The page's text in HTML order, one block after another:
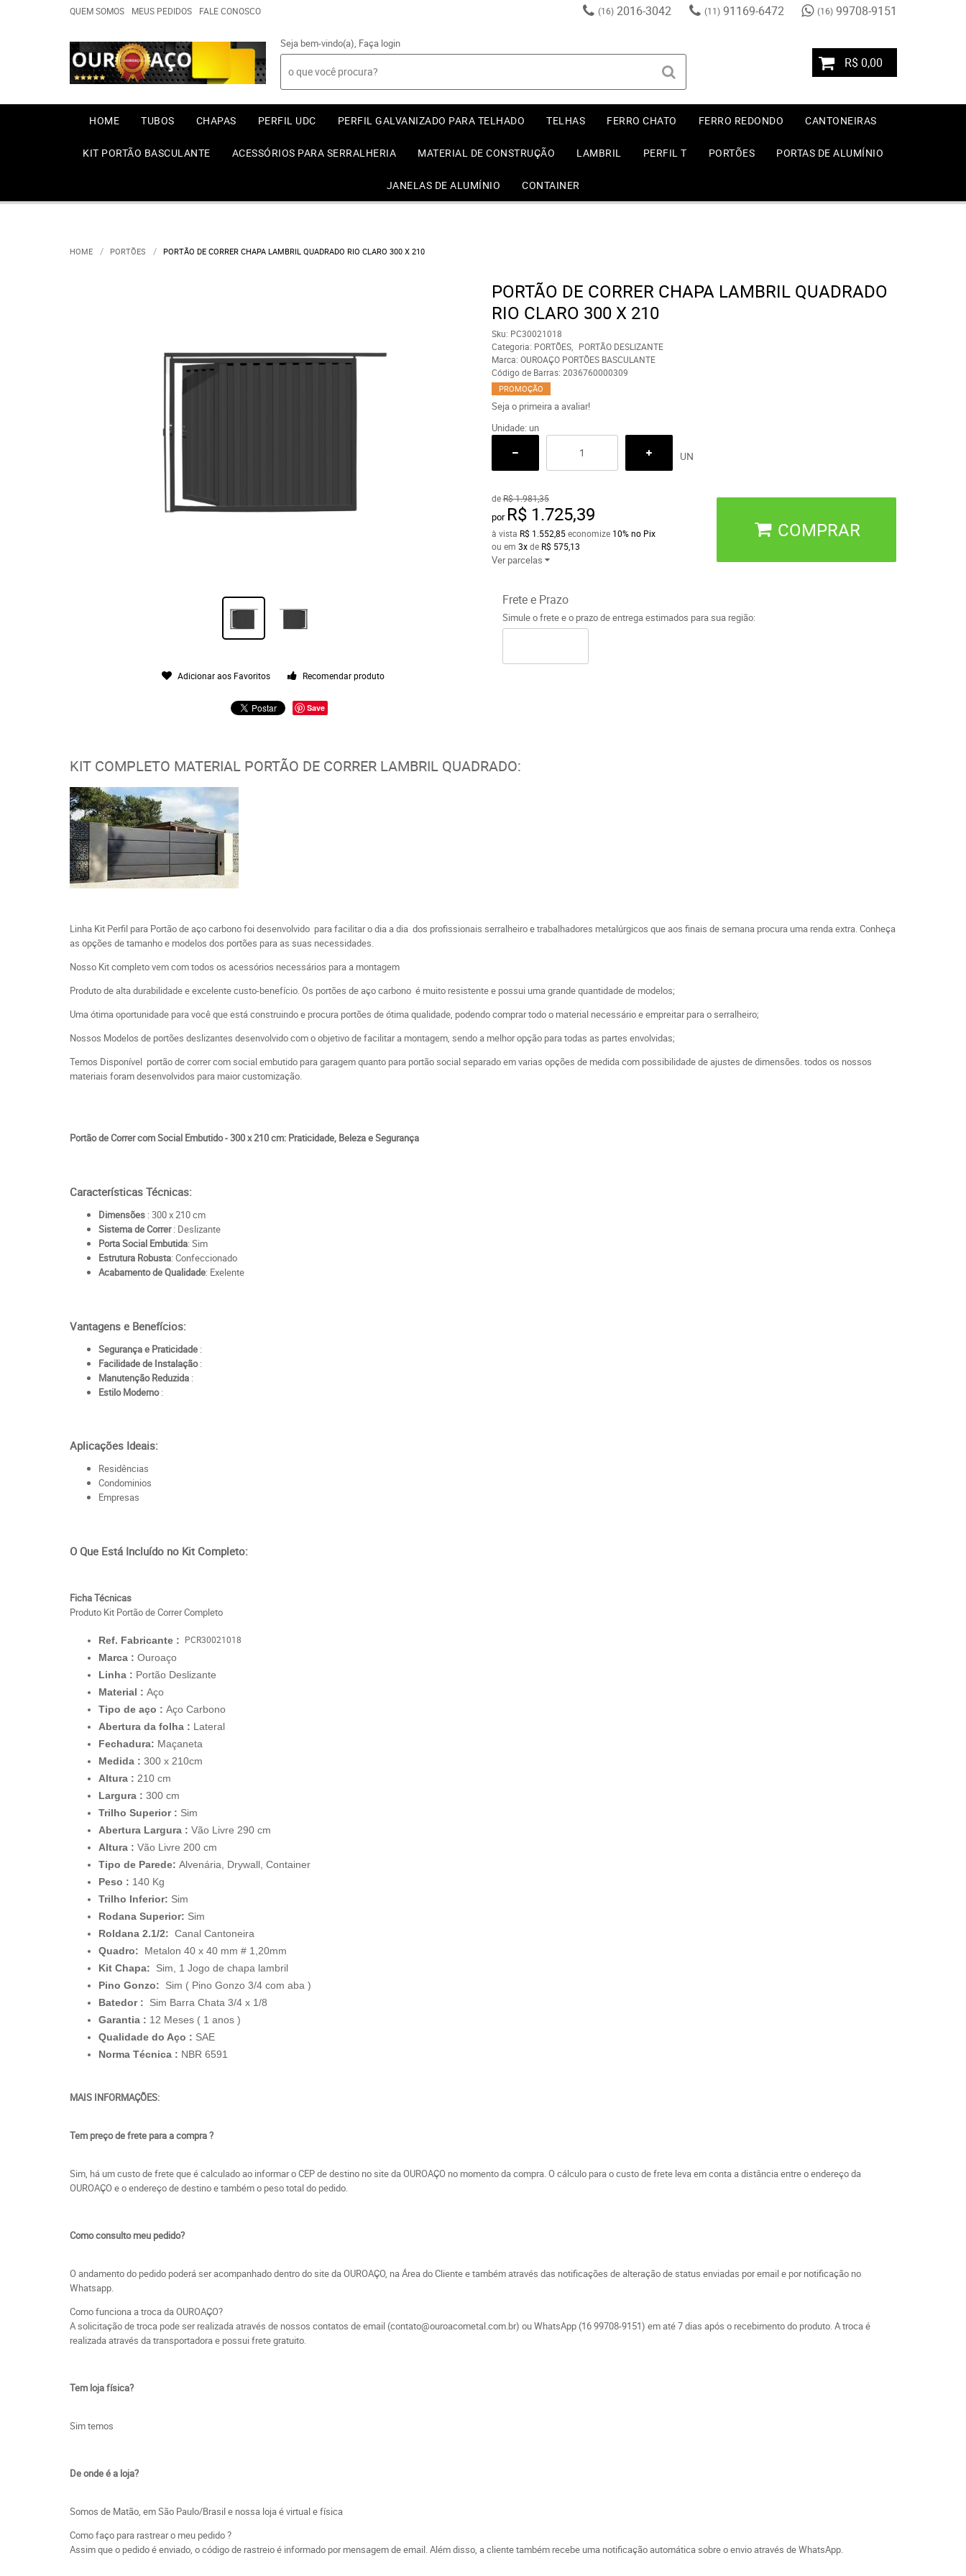
QUEM SOMOS MEUS PEDIDOS FALE CONOSCO (16)2016-3042 (11)91169-6472 (16)99708-9151
Seja bem-vindo(a), Faça login
R$ 0,00
HOME TUBOS CHAPAS PERFIL UDC PERFIL GALVANIZADO PARA TELHADO TELHAS FERRO CHATO FERRO REDONDO CANTONEIRAS
KIT PORTÃO BASCULANTE ACESSÓRIOS PARA SERRALHERIA MATERIAL DE CONSTRUÇÃO LAMBRIL PERFIL T PORTÕES PORTAS DE ALUMÍNIO
JANELAS DE ALUMÍNIO CONTAINER
HOME PORTÕES PORTÃO DE CORRER CHAPA LAMBRIL QUADRADO RIO CLARO 300 X 210
Adicionar aos Favoritos Recomendar produto
Save
PORTÃO DE CORRER CHAPA LAMBRIL QUADRADO
RIO CLARO 300 X 210
Sku: PC30021018
Categoria: PORTÕES
PORTÃO DESLIZANTE
Marca: OUROAÇO PORTÕES BASCULANTE
Código de Barras: 2036760000309
PROMOÇÃO
Seja o primeira a avaliar!
Unidade: un
UN
deR$ 1.981,35
por R$ 1.725,39
à vista R$ 1.552,85economize 10% no Pix
ou em 3xde R$ 575,13
Ver parcelas
COMPRAR
Frete e Prazo
Simule o frete e o prazo de entrega estimados para sua região:
KIT COMPLETO MATERIAL PORTÃO DE CORRER LAMBRIL QUADRADO:
Linha Kit Perfil para Portão de aço carbono foi desenvolvido para facilitar o dia a dia dos profissionais serralheiro e trabalhadores metalúrgicos que aos finais de semana procura uma renda extra. Conheça
as opções de tamanho e modelos dos portões para as suas necessidades.
Nosso Kit completo vem com todos os acessórios necessários para a montagem
Produto de alta durabilidade e excelente custo-benefício. Os portões de aço carbono é muito resistente e possui uma grande quantidade de modelos;
Uma ótima oportunidade para você que está construindo e procura portões de ótima qualidade, podendo comprar todo o material necessário e empreitar para o serralheiro;
Nossos Modelos de portões deslizantes desenvolvido com o objetivo de facilitar a montagem, sendo a melhor opção para todas as partes envolvidas;
Temos Disponível portão de correr com social embutido para garagem quanto para portão social separado em varias opções de medida com possibilidade de ajustes de dimensões. todos os nossos
materiais foram desenvolvidos para maior customização.
Portão de Correr com Social Embutido - 300 x 210 cm: Praticidade, Beleza e Segurança
Características Técnicas:
Dimensões : 300 x 210 cm
Sistema de Correr: Deslizante
Porta Social Embutida: Sim
Estrutura Robusta: Confeccionado
Acabamento de Qualidade: Exelente
Vantagens e Benefícios:
Segurança e Praticidade :
Facilidade de Instalação:
Manutenção Reduzida :
Estilo Moderno:
Aplicações Ideais:
Residências
Condominios
Empresas
O Que Está Incluído no Kit Completo:
Ficha Técnicas
Produto Kit Portão de Correr Completo
Ref. Fabricante : PCR30021018
Marca : Ouroaço
Linha : Portão Deslizante
Material : Aço
Tipo de aço : Aço Carbono
Abertura da folha : Lateral
Fechadura: Maçaneta
Medida : 300 x 210cm
Altura : 210 cm
Largura : 300 cm
Trilho Superior : Sim
Abertura Largura : Vão Livre 290 cm
Altura : Vão Livre 200 cm
Tipo de Parede: Alvenária, Drywall, Container
Peso : 140 Kg
Trilho Inferior: Sim
Rodana Superior: Sim
Roldana 2.1/2: Canal Cantoneira
Quadro: Metalon 40 x 40 mm # 1,20mm
Kit Chapa: Sim, 1 Jogo de chapa lambril
Pino Gonzo: Sim ( Pino Gonzo 3/4 com aba )
Batedor : Sim Barra Chata 3/4 x 1/8
Garantia : 12 Meses ( 1 anos )
Qualidade do Aço : SAE
Norma Técnica : NBR 6591
MAIS INFORMAÇÕES:
Tem preço de frete para a compra ?
Sim, há um custo de frete que é calculado ao informar o CEP de destino no site da OUROAÇO no momento da compra. O cálculo para o custo de frete leva em conta a distância entre o endereço da
OUROAÇO e o endereço de destino e também o peso total do pedido.
Como consulto meu pedido?
O andamento do pedido poderá ser acompanhado dentro do site da OUROAÇO, na Área do Cliente e também através das notificações de alteração de status enviadas por email e por notificação no
Whatsapp.
Como funciona a troca da OUROAÇO?
A solicitação de troca pode ser realizada através de nossos contatos de email (contato@ouroacometal.com.br) ou WhatsApp (16 99708-9151) em até 7 dias após o recebimento do produto. A troca é
realizada através da transportadora e possui frete gratuito.
Tem loja física?
Sim temos
De onde é a loja?
Somos de Matão, em São Paulo/Brasil e nossa loja é virtual e física
Como faço para rastrear o meu pedido ?
Assim que o pedido é enviado, o código de rastreio é informado por mensagem de email. Além disso, a cliente também recebe uma notificação automática sobre o envio através de WhatsApp.